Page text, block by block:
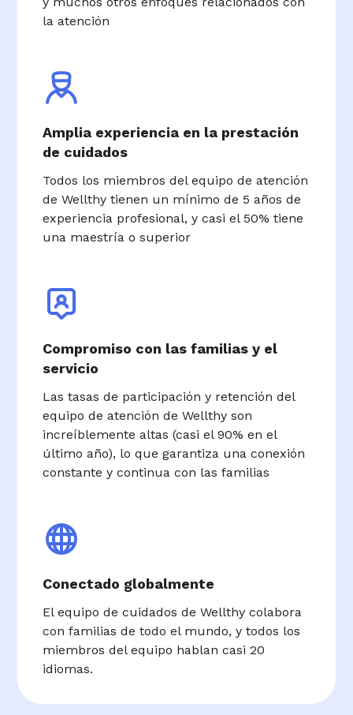
la atención
Amplia experiencia en la prestación
de cuidados
Todos los miembros del equipo de atención
de Wellthy tienen un mínimo de 5 años de
experiencia profesional, y casi el 50% tiene
una maestría o superior
Compromiso con las familias y el
servicio
Las tasas de participación y retención del
equipo de atención de Wellthy son
increíblemente altas (casi el 90% en el
último año), lo que garantiza una conexión
constante y continua con las familias
Conectado globalmente
El equipo de cuidados de Wellthy colabora
con familias de todo el mundo, y todos los
miembros del equipo hablan casi 20
idiomas.